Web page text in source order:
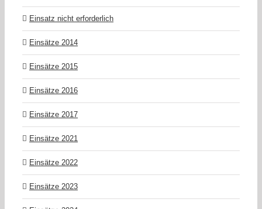
Einsatz nicht erforderlich
Einsätze 2014
Einsätze 2015
Einsätze 2016
Einsätze 2017
Einsätze 2021
Einsätze 2022
Einsätze 2023